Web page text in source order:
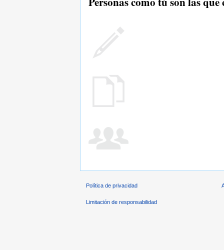
Política de privacidad
Limitación de responsabilidad